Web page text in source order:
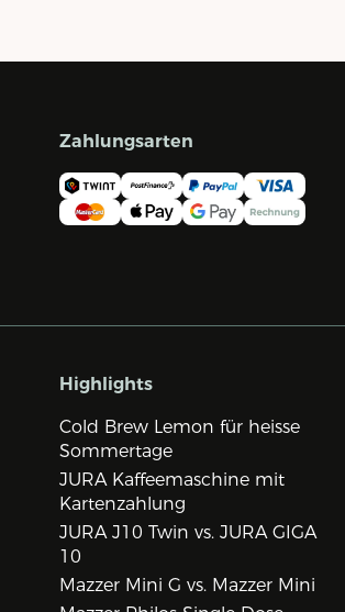
Zahlungsarten
Highlights
Cold Brew Lemon für heisse
Sommertage
JURA Kaffeemaschine mit
Kartenzahlung
JURA J10 Twin vs. JURA GIGA
10
Mazzer Mini G vs. Mazzer Mini